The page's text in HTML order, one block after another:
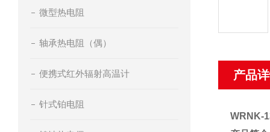
微型热电阻
轴承热电阻（偶）
便携式红外辐射高温计
针式铂电阻
产品
WRNK-